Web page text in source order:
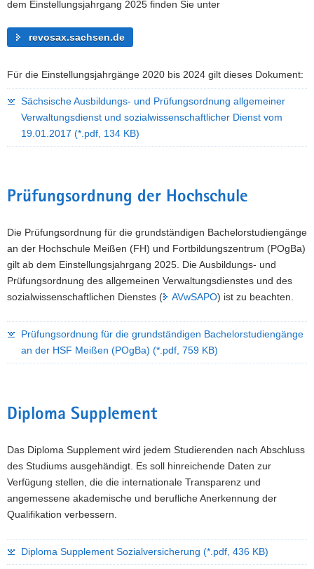
dem Einstellungsjahrgang 2025 finden Sie unter
revosax.sachsen.de
Für die Einstellungsjahrgänge 2020 bis 2024 gilt dieses Dokument:
Sächsische Ausbildungs- und Prüfungsordnung allgemeiner
Verwaltungsdienst und sozialwissenschaftlicher Dienst vom
19.01.2017 (*.pdf, 134 KB)
Prüfungsordnung der Hochschule
Die Prüfungsordnung für die grundständigen Bachelorstudiengänge
an der Hochschule Meißen (FH) und Fortbildungszentrum (POgBa)
gilt ab dem Einstellungsjahrgang 2025. Die Ausbildungs- und
Prüfungsordnung des allgemeinen Verwaltungsdienstes und des
sozialwissenschaftlichen Dienstes (
AVwSAPO) ist zu beachten.
Prüfungsordnung für die grundständigen Bachelorstudiengänge
an der HSF Meißen (POgBa) (*.pdf, 759 KB)
Diploma Supplement
Das Diploma Supplement wird jedem Studierenden nach Abschluss
des Studiums ausgehändigt. Es soll hinreichende Daten zur
Verfügung stellen, die die internationale Transparenz und
angemessene akademische und berufliche Anerkennung der
Qualifikation verbessern.
Diploma Supplement Sozialversicherung (*.pdf, 436 KB)